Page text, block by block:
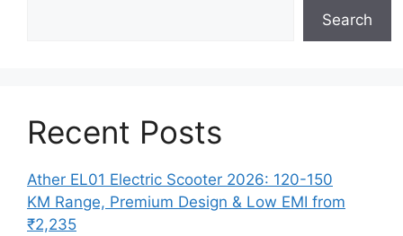
Search
Recent Posts
Ather EL01 Electric Scooter 2026: 120-150
KM Range, Premium Design & Low EMI from
₹2,235